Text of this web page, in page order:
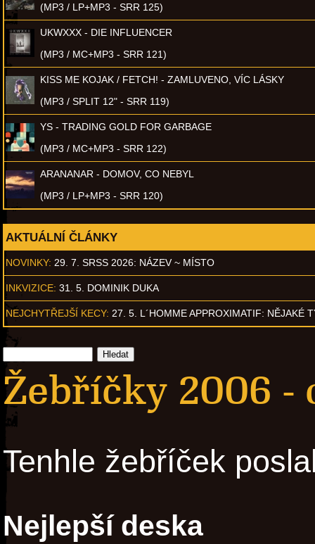
(MP3 / LP+MP3 - SRR 125)
UKWXXX - DIE INFLUENCER
(MP3 / MC+MP3 - SRR 121)
KISS ME KOJAK / FETCH! - ZAMLUVENO, VÍC LÁSKY
(MP3 / SPLIT 12" - SRR 119)
YS - TRADING GOLD FOR GARBAGE
(MP3 / MC+MP3 - SRR 122)
ARANANAR - DOMOV, CO NEBYL
(MP3 / LP+MP3 - SRR 120)
AKTUÁLNÍ ČLÁNKY
NOVINKY: 29. 7. SRSS 2026: NÁZEV ~ MÍSTO
INKVIZICE: 31. 5. DOMINIK DUKA
NEJCHYTŘEJŠÍ KECY: 27. 5. L´HOMME APPROXIMATIF: NĚJAKÉ
Žebříčky 2006 -
Tenhle žebříček
Nejlepší deska